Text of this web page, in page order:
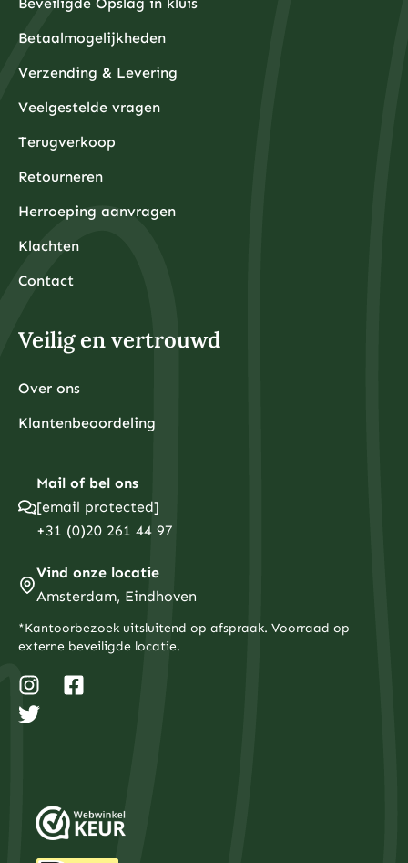
Betaalmogelijkheden
Verzending & Levering
Veelgestelde vragen
Terugverkoop
Retourneren
Herroeping aanvragen
Klachten
Contact
Veilig en vertrouwd
Over ons
Klantenbeoordeling
Mail of bel ons
[email protected]
+31 (0)20 261 44 97
Vind onze locatie
Amsterdam, Eindhoven
*Kantoorbezoek uitsluitend op afspraak. Voorraad op
externe beveiligde locatie.
n
s
t
a
m
a
k
-
w
i
t